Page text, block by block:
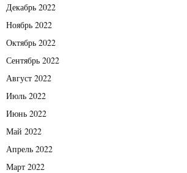
Декабрь 2022
Ноябрь 2022
Октябрь 2022
Сентябрь 2022
Август 2022
Июль 2022
Июнь 2022
Май 2022
Апрель 2022
Март 2022